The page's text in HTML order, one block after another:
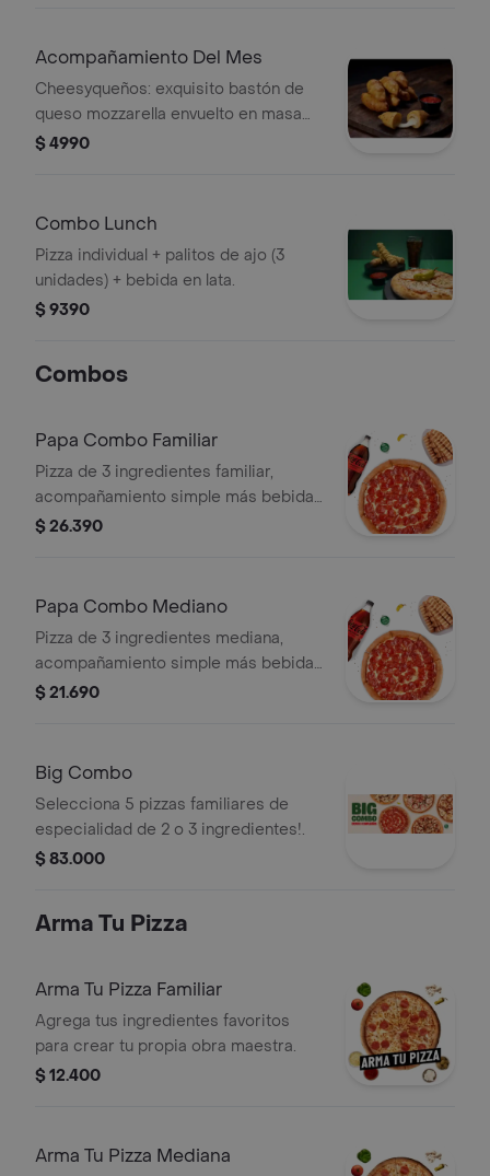
Acompañamiento Del Mes
Cheesyqueños: exquisito bastón de
queso mozzarella envuelto en masa
de pizza con salsa de ajo,
$ 4990
Combo Lunch
Pizza individual + palitos de ajo (3
unidades) + bebida en lata.
$ 9390
Combos
Papa Combo Familiar
Pizza de 3 ingredientes familiar,
acompañamiento simple más bebida
de 2,5 lt.
$ 26.390
Papa Combo Mediano
Pizza de 3 ingredientes mediana,
acompañamiento simple más bebida
1,5 lt.
$ 21.690
Big Combo
Selecciona 5 pizzas familiares de
especialidad de 2 o 3 ingredientes!.
$ 83.000
Arma Tu Pizza
Arma Tu Pizza Familiar
Agrega tus ingredientes favoritos
para crear tu propia obra maestra.
$ 12.400
Arma Tu Pizza Mediana